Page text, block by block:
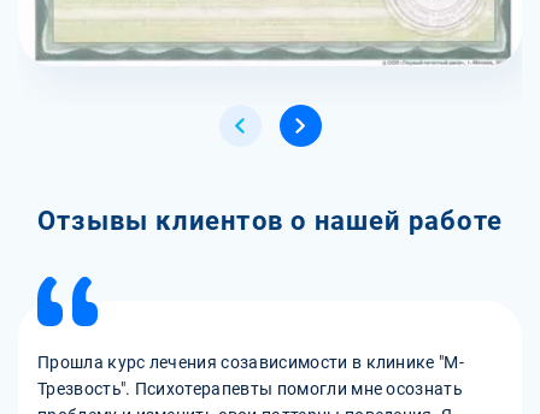
Отзывы клиентов о нашей работе
Прошла курс лечения созависимости в клинике "М-
Трезвость". Психотерапевты помогли мне осознать